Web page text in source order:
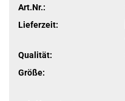
Art.Nr.:
Lieferzeit:
Qualität:
Größe: